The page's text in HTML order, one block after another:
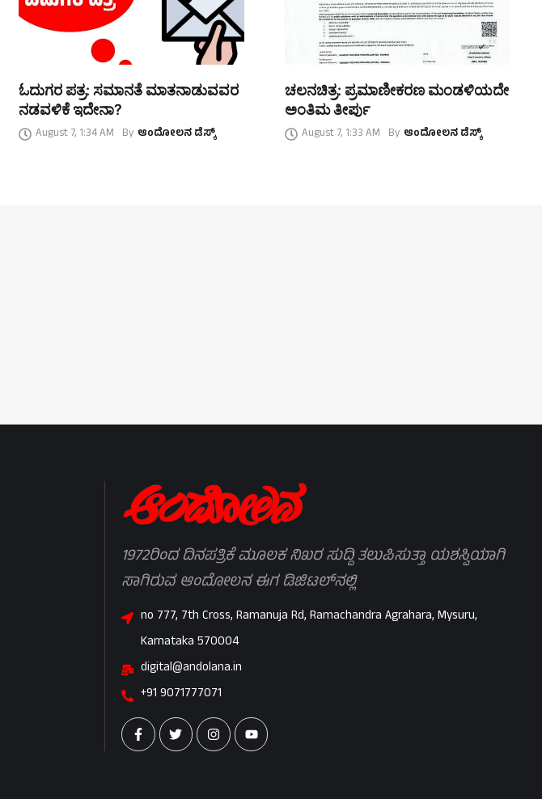
ಓದುಗರ ಪತ್ರ: ಸಮಾನತೆ ಮಾತನಾಡುವವರ
ನಡವಳಿಕೆ ಇದೇನಾ?
August 7, 1:34 AM By ಆಂದೋಲನ ಡೆಸ್ಕ್
ಚಲನಚಿತ್ರ: ಪ್ರಮಾಣೀಕರಣ ಮಂಡಳಿಯದೇ
ಅಂತಿಮ ತೀರ್ಪು
August 7, 1:33 AM By ಆಂದೋಲನ ಡೆಸ್ಕ್
1972ರಿಂದ ದಿನಪತ್ರಿಕೆ ಮೂಲಕ ನಿಖರ ಸುದ್ದಿ ತಲುಪಿಸುತ್ತಾ ಯಶಸ್ವಿಯಾಗಿ
ಸಾಗಿರುವ ಆಂದೋಲನ ಈಗ ಡಿಜಿಟಲ್‌ನಲ್ಲಿ
no 777, 7th Cross, Ramanuja Rd, Ramachandra Agrahara, Mysuru,
Karnataka 570004
digital@andolana.in
+91 9071777071